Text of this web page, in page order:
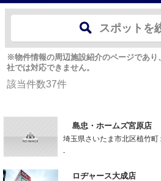
スポットを
※物件情報の周辺施設紹介のページであり
社では対応できません。
該当件数37件
島忠・ホームズ宮原店
埼玉県さいたま市北区植竹町
-
ロヂャース大成店